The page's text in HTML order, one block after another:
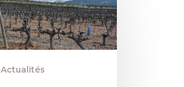
Actualités